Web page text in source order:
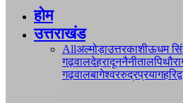
होम
उत्तराखंड
Allअल्मोड़ाउत्तरकाशीऊधम
गढ़वालदेहरादूननैनीताल
गढ़वालबागेश्वररुद्रप्रयाग